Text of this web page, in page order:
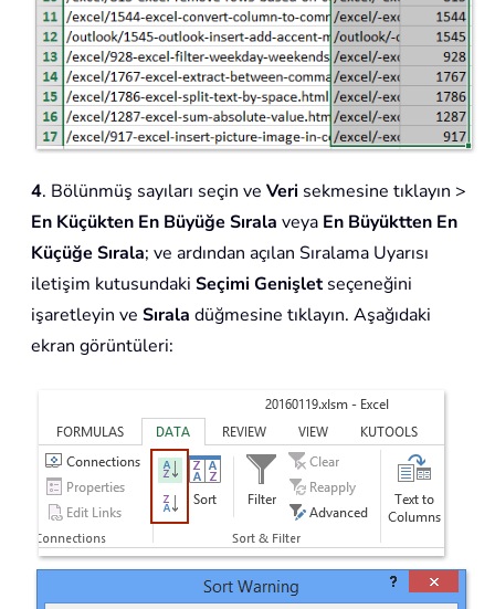
4. Bölünmüş sayıları seçin ve Veri sekmesine tıklayın >
En Küçükten En Büyüğe Sırala veya En Büyüktten En
Küçüğe Sırala; ve ardından açılan Sıralama Uyarısı
iletişim kutusundaki Seçimi Genişletseçeneğini
işaretleyin ve Sırala düğmesine tıklayın. Aşağıdaki
ekran görüntüleri: